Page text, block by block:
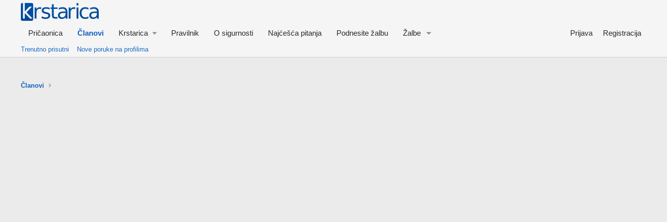
Pričaonica Članovi Krstarica Pravilnik O sigurnosti Najćešća pitanja Podnesite žalbu Žalbe Prijava Registracija
Trenutno prisutni Nove poruke na profilima
Članovi